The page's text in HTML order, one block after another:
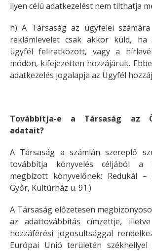
ilyen célú adatkezelést nem tilthatja
h) A Társaság az ügyfelei
reklámlevelet csak akkor küld,
ügyfél feliratkozott, vagy a
módon, kifejezetten hozzájárult.
adatkezelés jogalapja az Ügyfél
Továbbítja-e a Társaság az
adatait?
A Társaság a számlán szereplő
továbbítja könyvelés céljából a
megbízott könyvelőnek: Redukál –
Győr, Kultúrház u. 91.)
A Társaság előzetesen
az adattovábbítás címzettje,
hozzáférési jogosultsággal
Európai Unió területén székhellyel